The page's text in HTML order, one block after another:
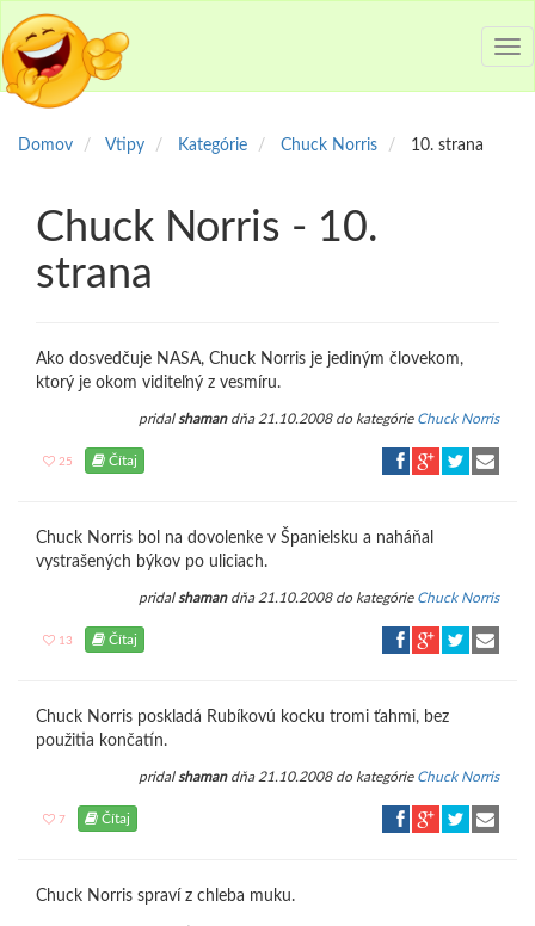
Domov Vtipy Kategórie Chuck Norris 10. strana
Chuck Norris - 10.
strana
Ako dosvedčuje NASA, Chuck Norris je jediným človekom,
ktorý je okom viditeľný z vesmíru.
pridal shamandňa 21.10.2008 do kategórie Chuck Norris
25 Čítaj
Chuck Norris bol na dovolenke v Španielsku a naháňal
vystrašených býkov po uliciach.
pridal shamandňa 21.10.2008 do kategórie Chuck Norris
13 Čítaj
Chuck Norris poskladá Rubíkovú kocku tromi ťahmi, bez
použitia končatín.
pridal shamandňa 21.10.2008 do kategórie Chuck Norris
7 Čítaj
Chuck Norris spraví z chleba muku.